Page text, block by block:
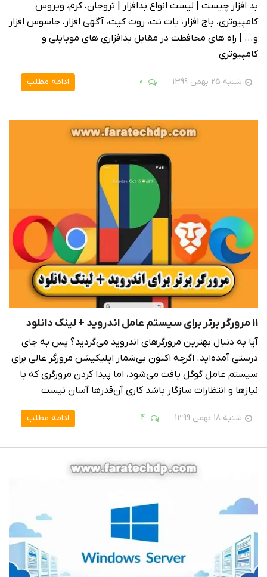
بد افزار چیست | لیست انواع بدافزار | تروجان، کرم، ویروس
کامپیوتری، باج افزار، بات نت، روت کیت، آگهی افزار، جاسوس افزار
و... | راه های محافظت در مقابل بدافزاری های موبایلی و
کامپیوتری
شنبه 25 بهمن 1399 0 ادامه مطلب
۱۱ مرورگر برتر برای سیستم عامل اندروید + لینک دانلود
آیا به دنبال بهترین مرورگرهای اندروید می‌گردید؟ پس به جای
درستی آمده‌اید. اگرچه اکنون بی‌شمار اپلیکیشن مرورگر عالی برای
سیستم عامل گوگل یافت می‌شود، اما پیدا کردن مرورگری که با
نیازها و انتظارات سازگار باشد کاری آن‌قدرها آسان نیست
شنبه 18 بهمن 1399 4 ادامه مطلب